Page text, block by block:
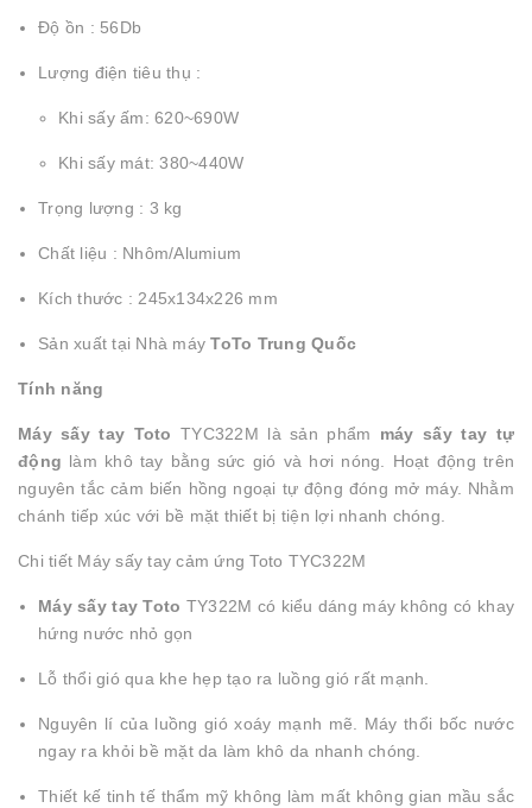
Độ ồn : 56Db
Lượng điện tiêu thụ :
Khi sấy ấm: 620~690W
Khi sấy mát: 380~440W
Trọng lượng : 3 kg
Chất liệu : Nhôm/Alumium
Kích thước : 245x134x226 mm
Sản xuất tại Nhà máyToTo Trung Quốc
Tính năng
Máy sấy tay Toto TYC322M là sản phẩm máy sấy tay tự
động làm khô tay bằng sức gió và hơi nóng. Hoạt động trên
nguyên tắc cảm biến hồng ngoại tự động đóng mở máy. Nhằm
chánh tiếp xúc với bề mặt thiết bị tiện lợi nhanh chóng.
Chi tiết Máy sấy tay cảm ứng Toto TYC322M
Máy sấy tay Toto TY322M có kiểu dáng máy không có khay
hứng nước nhỏ gọn
Lỗ thổi gió qua khe hẹp tạo ra luồng gió rất mạnh.
Nguyên lí của luồng gió xoáy mạnh mẽ. Máy thổi bốc nước
ngay ra khỏi bề mặt da làm khô da nhanh chóng.
Thiết kế tinh tế thẩm mỹ không làm mất không gian mầu sắc